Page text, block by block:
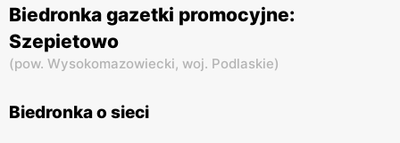
Biedronka gazetki promocyjne:
Szepietowo
(pow. Wysokomazowiecki, woj. Podlaskie)
Biedronka o sieci